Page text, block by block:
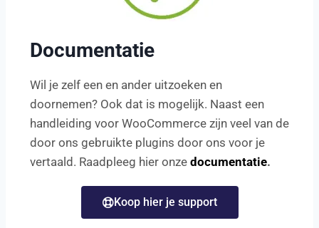
Documentatie
Wil je zelf een en ander uitzoeken en
doornemen? Ook dat is mogelijk. Naast een
handleiding voor WooCommerce zijn veel van de
door ons gebruikte plugins door ons voor je
vertaald. Raadpleeg hier onze documentatie.
Koop hier je support